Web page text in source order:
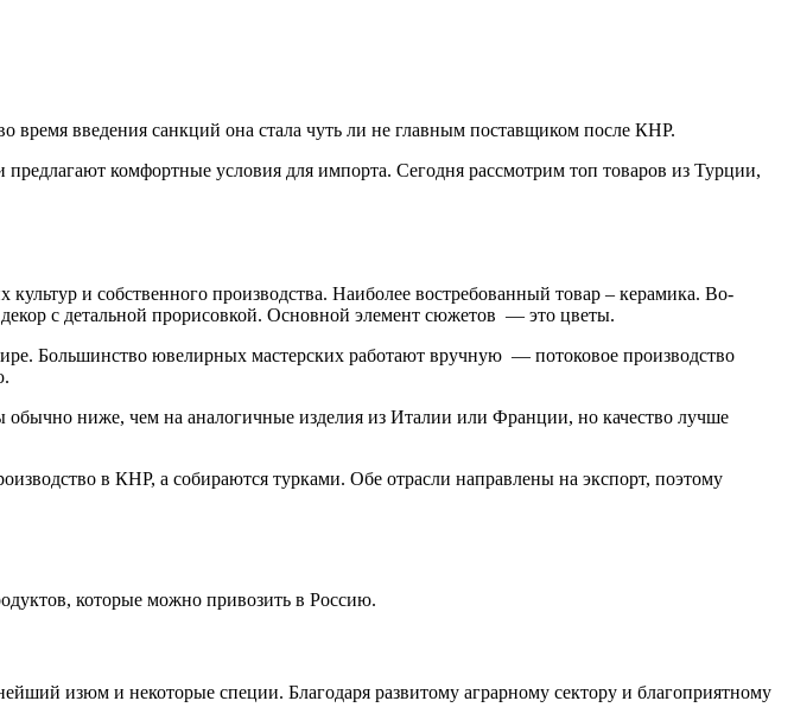
введения санкций она стала чуть ли не главным поставщиком после КНР.
комфортные условия для импорта. Сегодня рассмотрим топ товаров из Турции,
и собственного производства. Наиболее востребованный товар – керамика. Во-
с детальной прорисовкой. Основной элемент сюжетов — это цветы.
Большинство ювелирных мастерских работают вручную — потоковое производство
ниже, чем на аналогичные изделия из Италии или Франции, но качество лучше
в КНР, а собираются турками. Обе отрасли направлены на экспорт, поэтому
которые можно привозить в Россию.
изюм и некоторые специи. Благодаря развитому аграрному сектору и благоприятному